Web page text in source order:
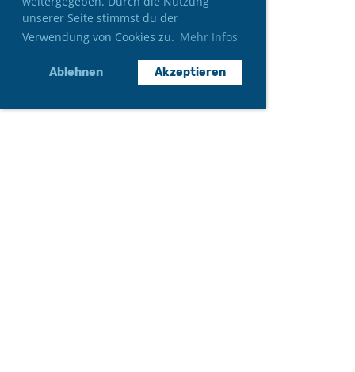
unserer Seite stimmst du der
Verwendung von Cookies zu. Mehr Infos
Ablehnen Akzeptieren